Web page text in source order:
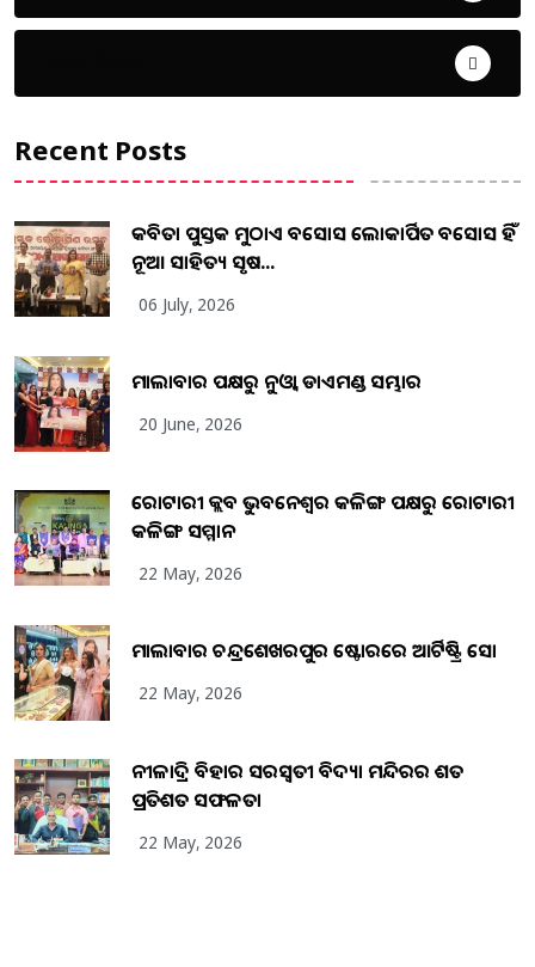
Recent Posts
କବିତା ପୁସ୍ତକ ମୁଠାଏ ଅବସୋସ ଲୋକାର୍ପିତ ଅବସୋସ ହିଁ
ନୂଆ ସାହିତ୍ୟ ସୃଷ...
06 July, 2026
ମାଲାବାର ପକ୍ଷରୁ ନୁଓ୍ବା ଡାଏମଣ୍ଡ ସମ୍ଭାର
20 June, 2026
ରୋଟାରୀ କ୍ଲବ ଭୁବନେଶ୍ୱର କଳିଙ୍ଗ ପକ୍ଷରୁ ରୋଟାରୀ
କଳିଙ୍ଗ ସମ୍ମାନ
22 May, 2026
ମାଲାବାର ଚନ୍ଦ୍ରଶେଖରପୁର ଷ୍ଟୋରରେ ଆର୍ଟିଷ୍ଟ୍ରି ସୋ
22 May, 2026
ନୀଳାଦ୍ରି ବିହାର ସରସ୍ୱତୀ ବିଦ୍ୟା ମନ୍ଦିରର ଶତ
ପ୍ରତିଶତ ସଫଳତା
22 May, 2026